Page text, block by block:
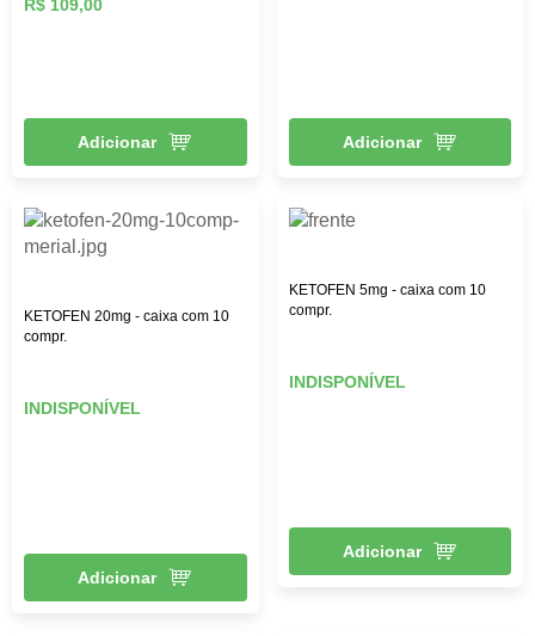
R$ 109,00
Adicionar Adicionar
KETOFEN 20mg - caixa com 10
compr.
INDISPONÍVEL
Adicionar
KETOFEN 5mg - caixa com 10
compr.
INDISPONÍVEL
Adicionar